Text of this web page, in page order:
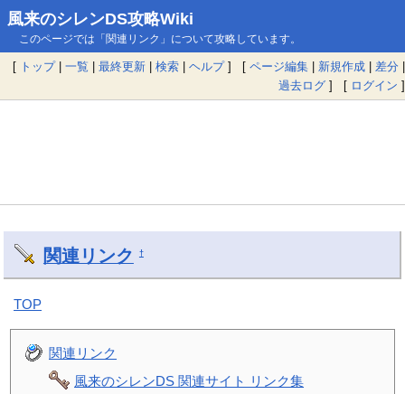
風来のシレンDS攻略Wiki
このページでは「関連リンク」について攻略しています。
[ トップ| 一覧 | 最終更新 | 検索 | ヘルプ] [ ページ編集 | 新規作成 | 差分 |
過去ログ ] [ ログイン ]
関連リンク †
TOP
関連リンク
風来のシレンDS 関連サイト リンク集